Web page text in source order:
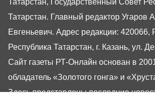
Татарстан, Государственный Совет
Татарстан. Главный редактор Угаров
Евгеньевич. Адрес редакции: 420066,
Республика Татарстан, г. Казань, ул.
Сайт газеты РТ-Онлайн основан в
обладатель «Золотого гонга» и
Здесь представлены последние